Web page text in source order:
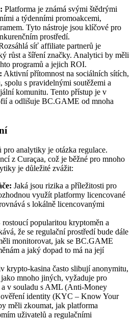
Platforma je známá svými štědrými
a týdenními promoakcemi,
Tyto nástroje jsou klíčové pro
prostředí.
síť affiliate partnerů je
růst a šíření značky. Analytici by měli
programů a jejich ROI.
Aktivní přítomnost na sociálních sítích,
spolu s pravidelnými soutěžemi a
komunitu. Tento přístup je v
a odlišuje BC.GAME od mnoha
analytiky je otázka regulace.
z Curaçaa, což je běžné pro mnoho
je důležité zvážit:
Jaká jsou rizika a příležitosti pro
využít platformy licencované
s lokálně licencovanými
rostoucí popularitou kryptoměn a
že se regulační prostředí bude dále
monitorovat, jak se BC.GAME
a jaký dopad to má na její
krypto-kasina často slibují anonymitu,
mnoho jiných, vyžaduje pro
a v souladu s AML (Anti-Money
identity (KYC – Know Your
měli zkoumat, jak platforma
uživatelů a regulačními